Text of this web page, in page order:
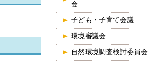
会
子ども・子育て会議
環境審議会
自然環境調査検討委員会